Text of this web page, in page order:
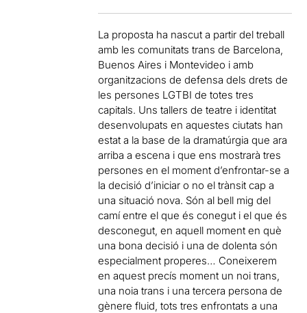
La proposta ha nascut a partir del treball
amb les comunitats trans de Barcelona,
Buenos Aires i Montevideo i amb
organitzacions de defensa dels drets de
les persones LGTBI de totes tres
capitals. Uns tallers de teatre i identitat
desenvolupats en aquestes ciutats han
estat a la base de la dramatúrgia que ara
arriba a escena i que ens mostrarà tres
persones en el moment d’enfrontar-se a
la decisió d’iniciar o no el trànsit cap a
una situació nova. Són al bell mig del
camí entre el que és conegut i el que és
desconegut, en aquell moment en què
una bona decisió i una de dolenta són
especialment properes… Coneixerem
en aquest precís moment un noi trans,
una noia trans i una tercera persona de
gènere fluid, tots tres enfrontats a una